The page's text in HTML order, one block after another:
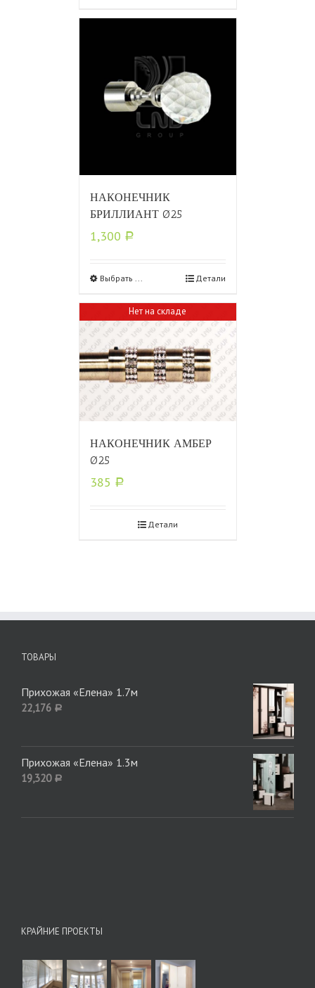
НАКОНЕЧНИК
БРИЛЛИАНТ Ø25
1,300 Р
Выбрать ... Детали
Нет на складе
НАКОНЕЧНИК АМБЕР
Ø25
385 Р
Детали
ТОВАРЫ
Прихожая «Елена» 1.7м
22,176 Р
Прихожая «Елена» 1.3м
19,320 Р
КРАЙНИЕ ПРОЕКТЫ